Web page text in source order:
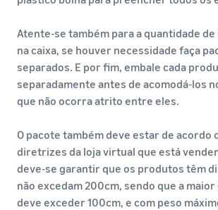
Atente-se também para a quantidade
na caixa, se houver necessidade faça
separados. E por fim, embale cada
separadamente antes de acomodá-los
que não ocorra atrito entre eles.
O pacote também deve estar de acordo
diretrizes da loja virtual que está
deve-se garantir que os produtos têm
não excedam 200cm, sendo que a
deve exceder 100cm, e com peso